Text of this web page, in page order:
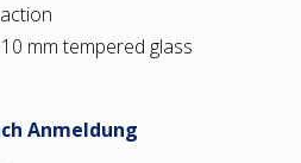
mm tempered glass
Anmeldung